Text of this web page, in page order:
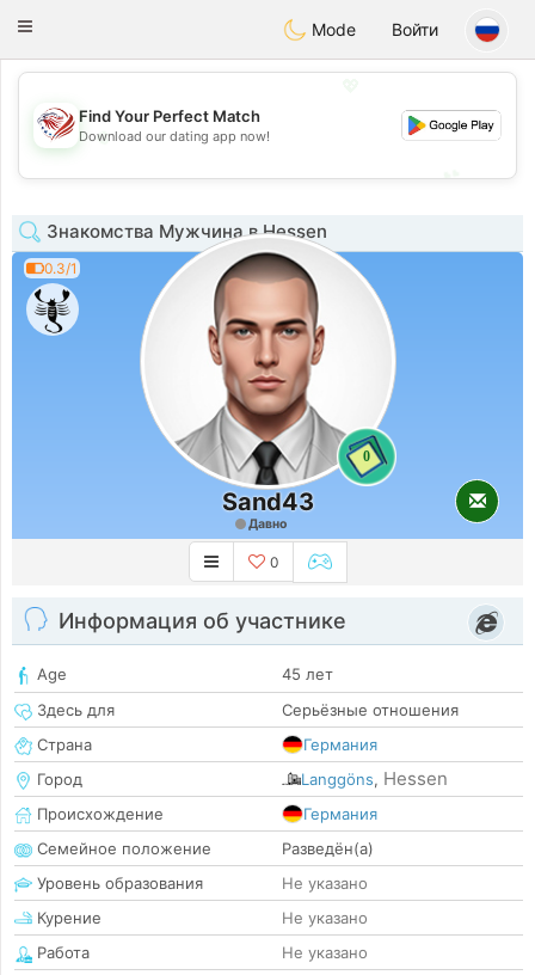
Dating
Toggle
Mode Войти
💖
Find Your Perfect Match
Download our dating app now!
Знакомства Мужчина в Hessen
0.3/1
0
Sand43
Давно
0
Информация об участнике
Age
45 лет
Здесь для
Серьёзные отношения
Страна
Германия
Город
Langgöns, Hessen
Происхождение
Германия
Семейное положение
Разведён(а)
Уровень образования
Не указано
Курение
Не указано
Работа
Не указано